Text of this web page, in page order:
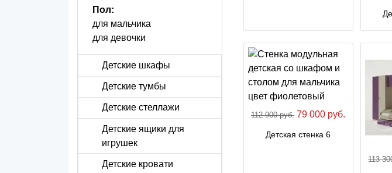
Пол:
для мальчика
для девочки
Детские шкафы
Детские тумбы
Детские стеллажи
Детские ящики для
игрушек
Детские кровати
112 900 руб. 79 000 руб.
Детская стенка 6
113